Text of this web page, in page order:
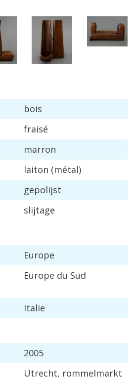
bois
fraisé
marron
laiton (métal)
gepolijst
slijtage
Europe
Europe du Sud
Italie
2005
Utrecht, rommelmarkt